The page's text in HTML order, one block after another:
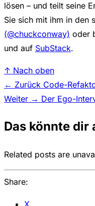
lösen – und teilt seine
Sie sich mit ihm in den
(@chuckconway) oder
und auf SubStack.
↑ Nach oben
← Zurück Code-
Weiter → Der Ego-
Das könnte dir
Related posts are
Share: